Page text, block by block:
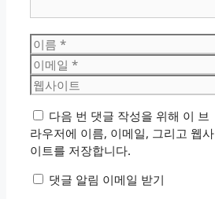
이
름
이
메
일
웹
사
이
트
다음 번 댓글 작성을 위해 이 브
라우저에 이름, 이메일, 그리고 웹사
이트를 저장합니다.
댓글 알림 이메일 받기